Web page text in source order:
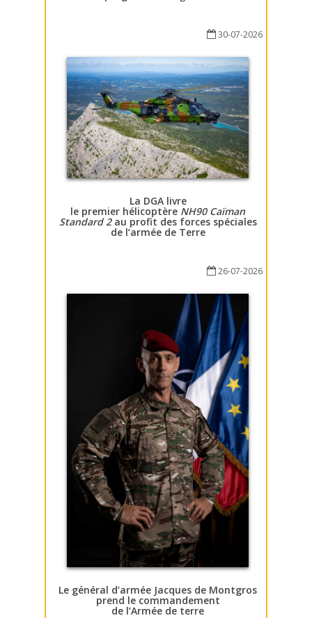
30-07-2026
La DGA livre
le premier hélicoptère NH90 Caïman
Standard 2au profit des forces spéciales
de l’armée de Terre
26-07-2026
Le général d’armée Jacques de Montgros
prend le commandement
de l’Armée de terre